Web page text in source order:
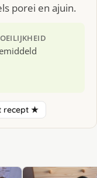
porei en ajuin.
recept ★